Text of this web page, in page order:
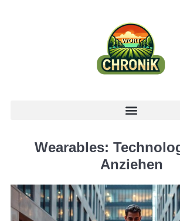
Wearables:
Anziehen